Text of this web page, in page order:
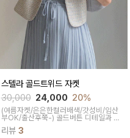
스텔라 골드트위드 자켓
30,000 24,000 20%
(여름자켓/은은한컬러배색/갓성비/임산
부OK/출산후쭉-) 골드버튼 디테일과 트
위드 특유의 고급진 무드로 클래식하게
착용되면서 깔끔한 노카라 디자인과 라
리뷰 3